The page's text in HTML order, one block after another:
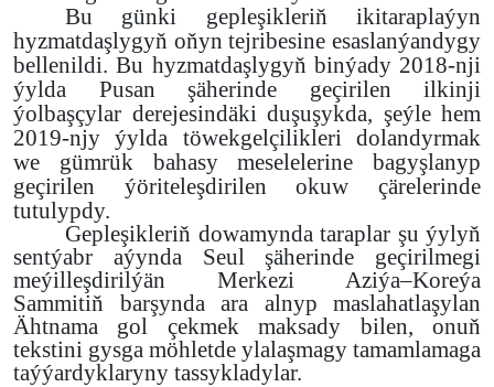
Bu günki gepleşikleriň ikitaraplaýyn
hyzmatdaşlygyň oňyn tejribesine esaslanýandygy
bellenildi. Bu hyzmatdaşlygyň binýady 2018-nji
ýylda Pusan şäherinde geçirilen ilkinji
ýolbaşçylar derejesindäki duşuşykda, şeýle hem
2019-njy ýylda töwekgelçilikleri dolandyrmak
we gümrük bahasy meselelerine bagyşlanyp
geçirilen ýöriteleşdirilen okuw çärelerinde
tutulypdy.
Gepleşikleriň dowamynda taraplar şu ýylyň
sentýabr aýynda Seul şäherinde geçirilmegi
meýilleşdirilýän Merkezi Aziýa–Koreýa
Sammitiň barşynda ara alnyp maslahatlaşylan
Ähtnama gol çekmek maksady bilen, onuň
tekstini gysga möhletde ylalaşmagy tamamlamaga
taýýardyklaryny tassykladylar.